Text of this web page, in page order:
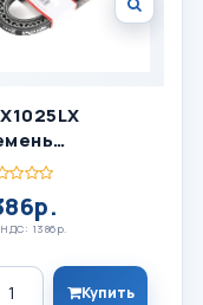
НДС: 1386р.
Купить